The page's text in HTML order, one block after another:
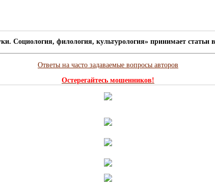
Социология, филология, культурология» принимает
Ответы на часто задаваемые вопросы авторов
Остерегайтесь мошенников!